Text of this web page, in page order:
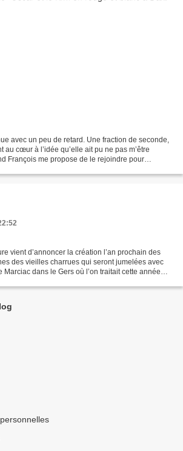
avec un peu de retard. Une fraction de seconde,
au cœur à l’idée qu’elle ait pu ne pas m’être
François me propose de le rejoindre pour
vient d’annoncer la création l’an prochain des
des vieilles charrues qui seront jumelées avec
dans le Gers où l’on traitait cette année